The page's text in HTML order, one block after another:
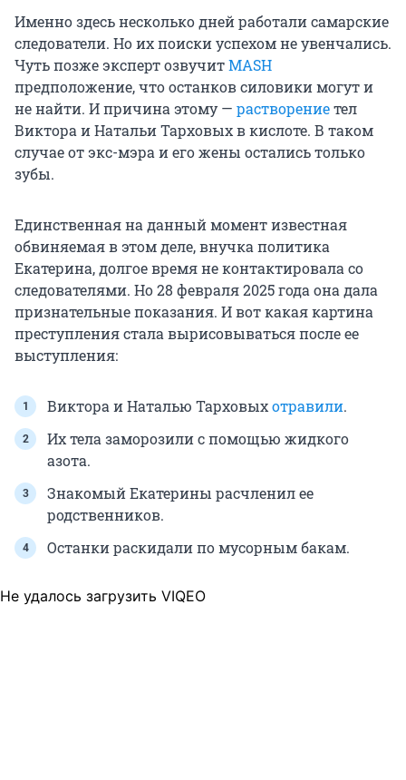
Именно здесь несколько дней работали самарские
следователи. Но их поиски успехом не увенчались.
Чуть позже эксперт озвучитMASH
предположение, что останков силовики могут и
не найти. И причина этому — растворениетел
Виктора и Натальи Тарховых в кислоте. В таком
случае от экс-мэра и его жены остались только
зубы.
Единственная на данный момент известная
обвиняемая в этом деле, внучка политика
Екатерина, долгое время не контактировала со
следователями. Но 28 февраля 2025 года она дала
признательные показания. И вот какая картина
преступления стала вырисовываться после ее
выступления:
Виктора и Наталью Тарховыхотравили.
Их тела заморозили с помощью жидкого
азота.
Знакомый Екатерины расчленил ее
родственников.
Останки раскидали по мусорным бакам.
Не удалось загрузить VIQEO